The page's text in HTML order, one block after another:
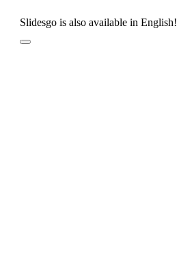
Slidesgo is also available in English!